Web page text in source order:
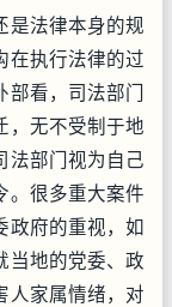
是法律本身的规
在执行法律的过
部看，司法部门
，无不受制于地
法部门视为自己
。很多重大案件
政府的重视，如
当地的党委、政
人家属情绪，对